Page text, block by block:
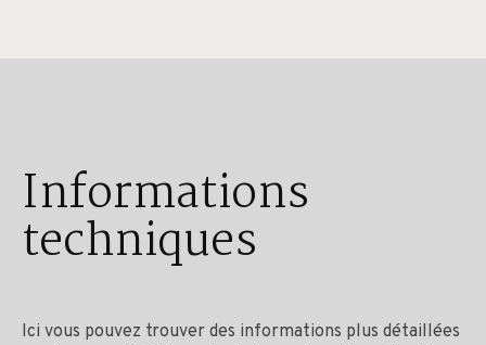
Informations
techniques
Ici vous pouvez trouver des informations plus détaillées